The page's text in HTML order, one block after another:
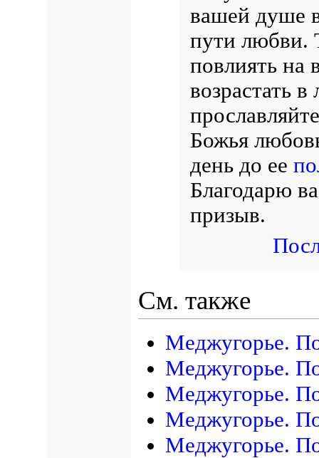
вашей душе
пути любви.
повлиять на
возрастать
Божья
день до ее
Благодарю
призыв.
См. также
Меджугорье.
Меджугорье.
Меджугорье.
Меджугорье.
Меджугорье.